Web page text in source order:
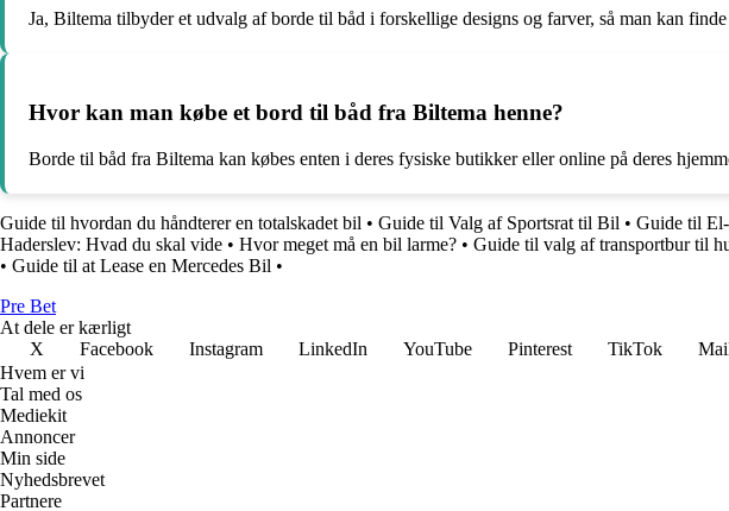
Ja, Biltema tilbyder et udvalg af borde til båd i forskellige designs og farver, så man kan
Hvor kan man købe et bord til båd fra Biltema henne?
Borde til båd fra Biltema kan købes enten i deres fysiske butikker eller online på deres
Guide til hvordan du håndterer en totalskadet bil • Guide til Valg af Sportsrat til Bil • Guide til
Haderslev: Hvad du skal vide • Hvor meget må en bil larme? • Guide til valg af transportbur til
• Guide til at Lease en Mercedes Bil •
Pre Bet
At dele er kærligt
X
Facebook Instagram LinkedIn YouTube Pinterest TikTok
Hvem er vi
Tal med os
Mediekit
Annoncer
Min side
Nyhedsbrevet
Partnere